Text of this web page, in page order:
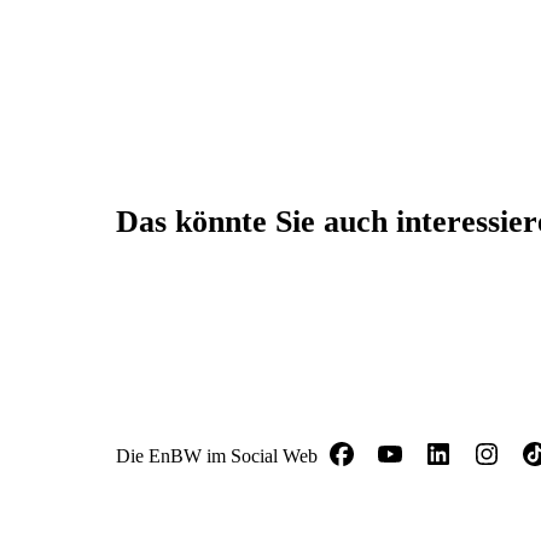
Das könnte Sie auch
Die EnBW im Social Web